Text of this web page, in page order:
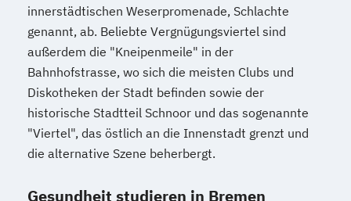
innerstädtischen Weserpromenade, Schlachte
genannt, ab. Beliebte Vergnügungsviertel sind
außerdem die "Kneipenmeile" in der
Bahnhofstrasse, wo sich die meisten Clubs und
Diskotheken der Stadt befinden sowie der
historische Stadtteil Schnoor und das sogenannte
"Viertel", das östlich an die Innenstadt grenzt und
die alternative Szene beherbergt.
Gesundheit studieren in Bremen